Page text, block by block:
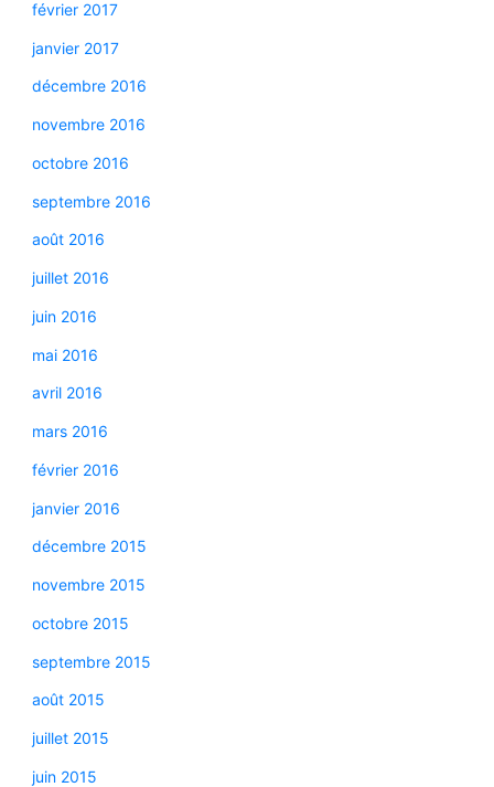
février 2017
janvier 2017
décembre 2016
novembre 2016
octobre 2016
septembre 2016
août 2016
juillet 2016
juin 2016
mai 2016
avril 2016
mars 2016
février 2016
janvier 2016
décembre 2015
novembre 2015
octobre 2015
septembre 2015
août 2015
juillet 2015
juin 2015